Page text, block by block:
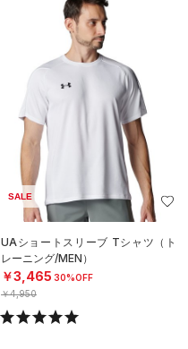
SALE
UAショートスリーブ Tシャツ（ト
レーニング/MEN）
￥3,465 30%OFF
￥4,950